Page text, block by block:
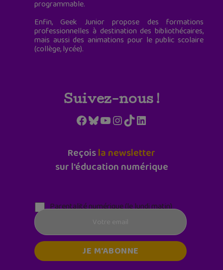
programmable.
Enfin, Geek Junior propose des formations
professionnelles à destination des bibliothécaires,
mais aussi des animations pour le public scolaire
(collège, lycée).
Suivez-nous !
Facebook
Bluesky
YouTube
Instagram
TikTokLinkedIn
Reçoisla newsletter
sur l'éducation numérique
Parentalité numérique (le lundi matin)